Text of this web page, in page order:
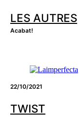
LES AUTRES
Acabat!
22/10/2021
TWIST